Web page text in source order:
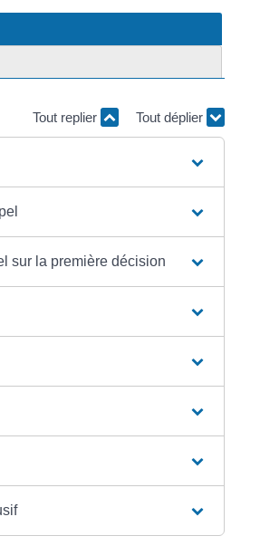
Tout replier Tout déplier
sur la première décision